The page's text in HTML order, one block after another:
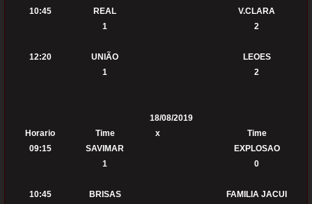
10:45 REAL
V.CLARA
1
2
12:20 UNIÃO
LEOES
1
2
18/08/2019
Horario
Time x
Time
09:15
SAVIMAR
EXPLOSAO
1
0
10:45 BRISAS
FAMILIA JACUI